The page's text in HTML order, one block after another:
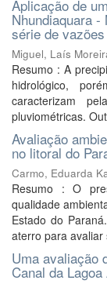
Aplicação de
Nhundiaquara
série de vazões
Miguel, Laís
Resumo : A
hidrológico,
caracterizam
pluviométricas.
Avaliação
no litoral do
Carmo, Eduarda
Resumo : O
qualidade
Estado do
aterro para avaliar
Uma avaliação
Canal da